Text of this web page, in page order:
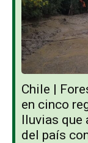
Chile |
en cinco
lluvias que
del país